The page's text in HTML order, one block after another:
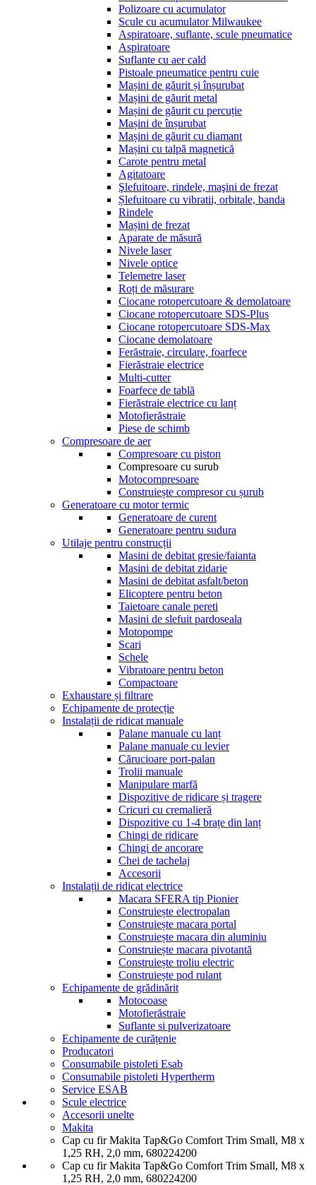
Polizoare cu acumulator
Scule cu acumulator Milwaukee
Aspiratoare, suflante, scule pneumatice
Aspiratoare
Suflante cu aer cald
Pistoale pneumatice pentru cuie
Mașini de găurit și înșurubat
Mașini de găurit metal
Mașini de găurit cu percuție
Mașini de înșurubat
Mașini de găurit cu diamant
Mașini cu talpă magnetică
Carote pentru metal
Agitatoare
Şlefuitoare, rindele, maşini de frezat
Șlefuitoare cu vibratii, orbitale, banda
Rindele
Mașini de frezat
Aparate de măsură
Nivele laser
Nivele optice
Telemetre laser
Roți de măsurare
Ciocane rotopercutoare & demolatoare
Ciocane rotopercutoare SDS-Plus
Ciocane rotopercutoare SDS-Max
Ciocane demolatoare
Ferăstraie, circulare, foarfece
Fierăstraie electrice
Multi-cutter
Foarfece de tablă
Fierăstraie electrice cu lanț
Motofierăstraie
Piese de schimb
Compresoare de aer
Compresoare cu piston
Compresoare cu surub
Motocompresoare
Construiește compresor cu șurub
Generatoare cu motor termic
Generatoare de curent
Generatoare pentru sudura
Utilaje pentru construcții
Masini de debitat gresie/faianta
Masini de debitat zidarie
Masini de debitat asfalt/beton
Elicoptere pentru beton
Taietoare canale pereti
Masini de slefuit pardoseala
Motopompe
Scari
Schele
Vibratoare pentru beton
Compactoare
Exhaustare și filtrare
Echipamente de protecție
Instalații de ridicat manuale
Palane manuale cu lanț
Palane manuale cu levier
Cărucioare port-palan
Trolii manuale
Manipulare marfă
Dispozitive de ridicare și tragere
Cricuri cu cremalieră
Dispozitive cu 1-4 brațe din lanț
Chingi de ridicare
Chingi de ancorare
Chei de tachelaj
Accesorii
Instalații de ridicat electrice
Macara SFERA tip Pionier
Construiește electropalan
Construiește macara portal
Construiește macara din aluminiu
Construiește macara pivotantă
Construiește troliu electric
Construiește pod rulant
Echipamente de grădinărit
Motocoase
Motofierăstraie
Suflante si pulverizatoare
Echipamente de curățenie
Producatori
Consumabile pistoleti Esab
Consumabile pistoleti Hypertherm
Service ESAB
Scule electrice
Accesorii unelte
Makita
Cap cu fir Makita Tap&Go Comfort Trim Small, M8 x
1,25 RH, 2,0 mm, 680224200
Cap cu fir Makita Tap&Go Comfort Trim Small, M8 x
1,25 RH, 2,0 mm, 680224200